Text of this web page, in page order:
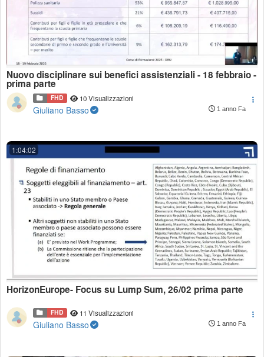
Nuovo disciplinare sui benefici assistenziali - 18 febbraio -
prima parte
FHD 10 Visualizzazioni
Giuliano Basso 1 anno Fa
1:04:02
HorizonEurope- Focus su Lump Sum, 26/02 prima parte
FHD 11 Visualizzazioni
Giuliano Basso 1 anno Fa